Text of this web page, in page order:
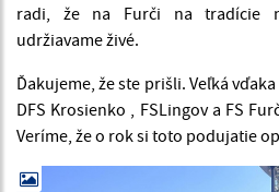
radi, že na Furči na tradície
udržiavame živé.
Ďakujeme, že ste prišli. Veľká
DFS Krosienko , FSLingov a FS
Veríme, že o rok si toto podujatie